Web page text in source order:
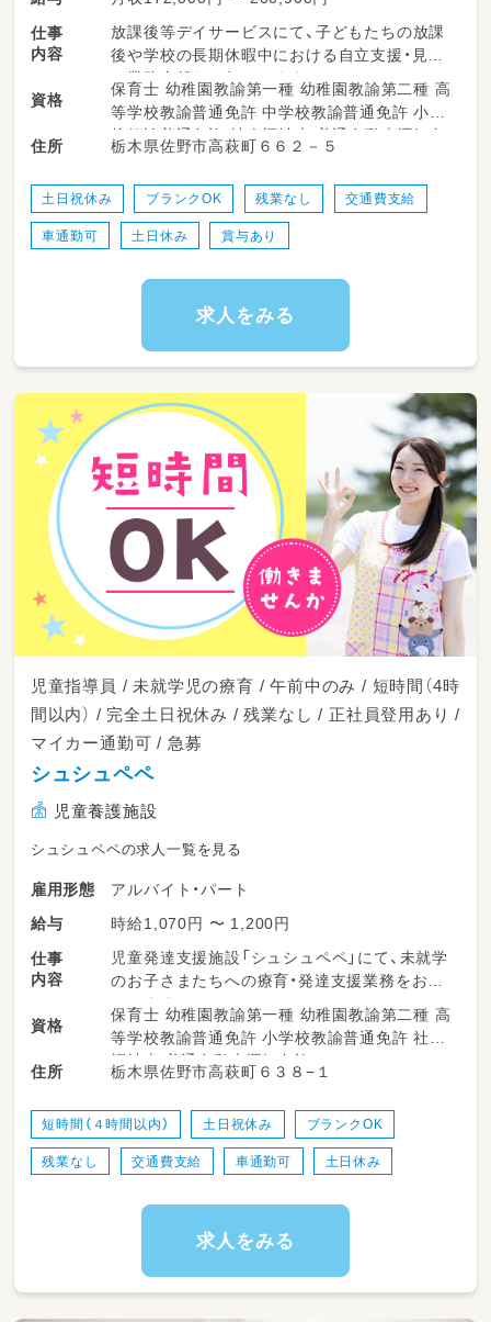
仕事
内容
放課後等デイサービスにて、子どもたちの放課
後や学校の長期休暇中における自立支援・見守
り業務全般をお任せします。
・施設内やレクリエーション時の安全な見守り
・発達サポートや声かけ
・活動準備のお手伝い
・学校やご自宅への送迎サポート
（ワンボックス、普通車、軽自動車等のAT車を使
大きい車の運転が苦手な方も、まずはご相談
ください♪AT限定で問題ありません！）
正社員としての採用となりますので、子どもた
深く見守ることができ、やりがいのあるお仕事
です。
◎周囲のスタッフと協力しながら、少しずつお
仕事に慣れていってください。
【資格必須】保育士／幼稚園教諭／教員免許／社
会福祉士／児童指導員（経験が2年以上ある方）
資格
保育士 幼稚園教諭第一種 幼稚園教諭第二種 高
等学校教諭普通免許 中学校教諭普通免許 小学
校教諭普通免許 社会福祉士 普通自動車運転免
許
住所 栃木県佐野市高萩町６６２－５
土日祝休み ブランクOK 残業なし 交通費支給
車通勤可 土日休み 賞与あり
求人をみる
児童指導員 / 未就学児の療育 / 午前中のみ / 短時間（4時
間以内） / 完全土日祝休み / 残業なし / 正社員登用あり /
マイカー通勤可 / 急募
シュシュペペ
児童養護施設
シュシュペペの求人一覧を見る
雇用形態
アルバイト・パート
給与
時給1,070円 〜 1,200円
仕事
内容
児童発達支援施設「シュシュペペ」にて、未就学
のお子さまたちへの療育・発達支援業務をお願
いします♪
午前中のみの短時間勤務ですので、正社員のサ
ポートを受けながら、子どもたちとじっくり向
き合える環境です。
・正社員のサポート
・施設内やレクリエーション時の安全な見守り
・発達サポートや声かけ
・活動準備のお手伝い
・学校やご自宅への送迎サポート
用します。
資格
保育士 幼稚園教諭第一種 幼稚園教諭第二種 高
等学校教諭普通免許 小学校教諭普通免許 社会
福祉士 普通自動車運転免許
住所 栃木県佐野市高萩町６３８−１
短時間（４時間以内） 土日祝休み ブランクOK
残業なし 交通費支給 車通勤可 土日休み
求人をみる